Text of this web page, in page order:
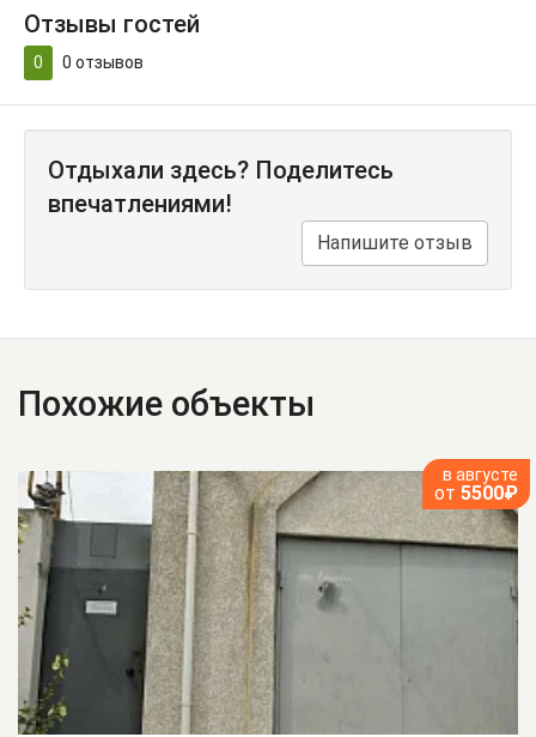
Отзывы гостей
0 0 отзывов
Отдыхали здесь? Поделитесь
впечатлениями!
Напишите отзыв
Похожие объекты
в августе
от 5500₽